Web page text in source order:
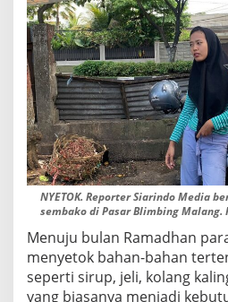
NYETOK. Reporter Siarindo Media
sembako di Pasar Blimbing Malang.
Menuju bulan Ramadhan
menyetok bahan-bahan
seperti sirup, jeli, kolang
yang biasanya menjadi